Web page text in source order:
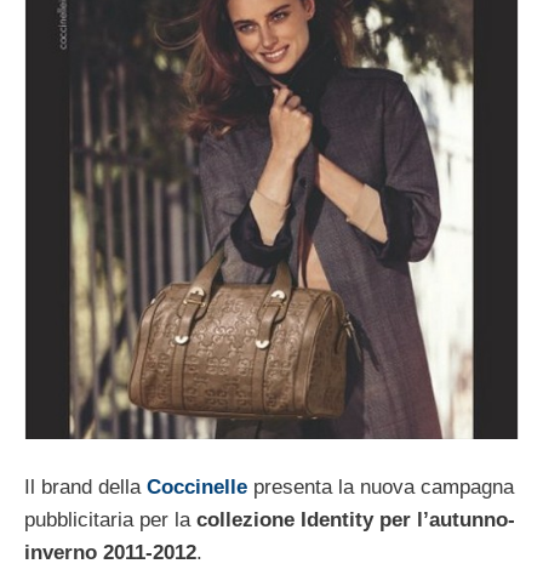
Il brand della Coccinelle presenta la nuova campagna
pubblicitaria per la collezione Identity per l’autunno-
inverno 2011-2012.